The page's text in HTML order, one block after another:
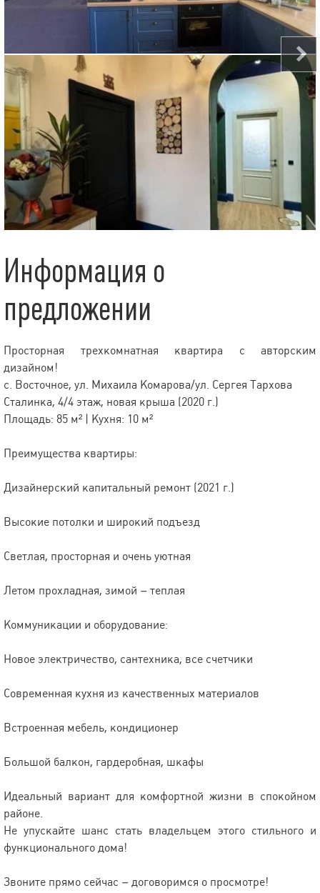
Информация о
предложении
Просторная трехкомнатная квартира с авторским
дизайном!
с. Восточное, ул. Михаила Комарова/ул. Сергея Тархова
Сталинка, 4/4 этаж, новая крыша (2020 г.)
Площадь: 85 м² | Кухня: 10 м²
Преимущества квартиры:
Дизайнерский капитальный ремонт (2021 г.)
Высокие потолки и широкий подъезд
Светлая, просторная и очень уютная
Летом прохладная, зимой – теплая
Коммуникации и оборудование:
Новое электричество, сантехника, все счетчики
Современная кухня из качественных материалов
Встроенная мебель, кондиционер
Большой балкон, гардеробная, шкафы
Идеальный вариант для комфортной жизни в спокойном
районе.
Не упускайте шанс стать владельцем этого стильного и
функционального дома!
Звоните прямо сейчас – договоримся о просмотре!